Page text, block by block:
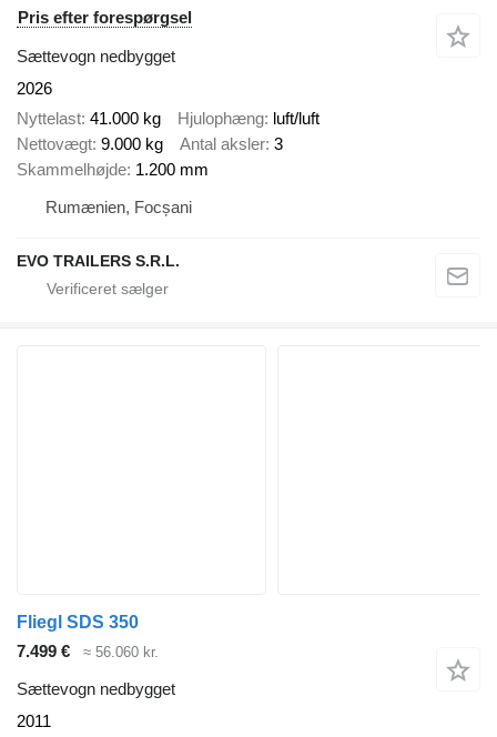
Pris efter forespørgsel
Sættevogn nedbygget
2026
Nyttelast 41.000 kg Hjulophæng luft/luft
Nettovægt 9.000 kg Antal aksler 3
Skammelhøjde 1.200 mm
Rumænien, Focșani
EVO TRAILERS S.R.L.
Fliegl SDS 350
7.499 €
≈ 56.060 kr.
Sættevogn nedbygget
2011